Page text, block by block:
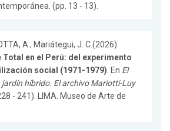
(pp. 13 - 13).
A.; Mariátegui, J. C.(2026).
Total en el Perú: del experimento
social (1971-1979) . En El
jardín híbrido. El archivo Mariotti-Luy
- 241). LIMA. Museo de Arte de